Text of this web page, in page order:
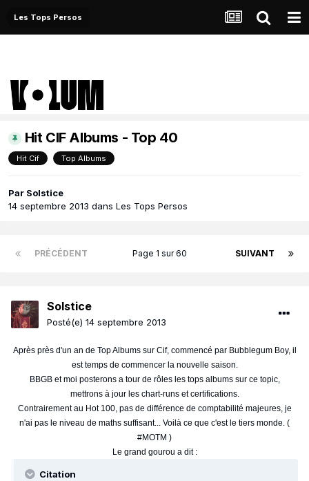
Les Tops Persos
Hit CIF Albums - Top 40
Hit Cif Top Albums
Par Solstice
14 septembre 2013 dans Les Tops Persos
PRÉCÉDENT SUIVANT
Page 1 sur 60
Solstice
Posté(e) 14 septembre 2013
Après près d'un an de Top Albums sur Cif, commencé par Bubblegum Boy, il
est temps de commencer la nouvelle saison.
BBGB et moi posterons a tour de rôles les tops albums sur ce topic,
mettrons à jour les chart-runs et certifications.
Contrairement au Hot 100, pas de différence de comptabilité majeures, je
n'ai pas le niveau de maths suffisant... Voilà ce que c'est le tiers monde. (
#MOTM )
Le grand gourou a dit :
Citation